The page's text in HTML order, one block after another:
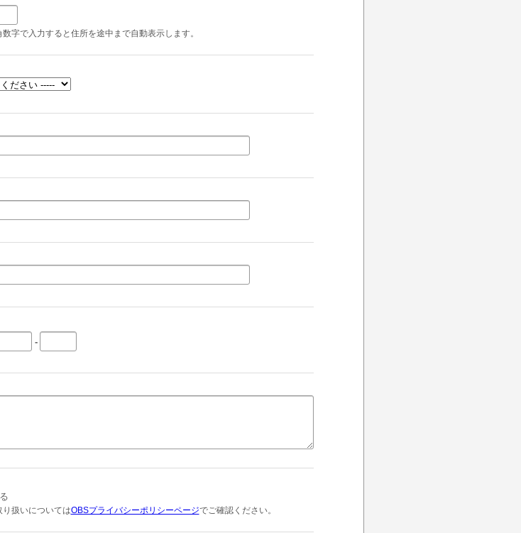
字で入力すると住所を途中まで自動表示します。
-
扱いについてはOBSプライバシーポリシーページでご確認ください。